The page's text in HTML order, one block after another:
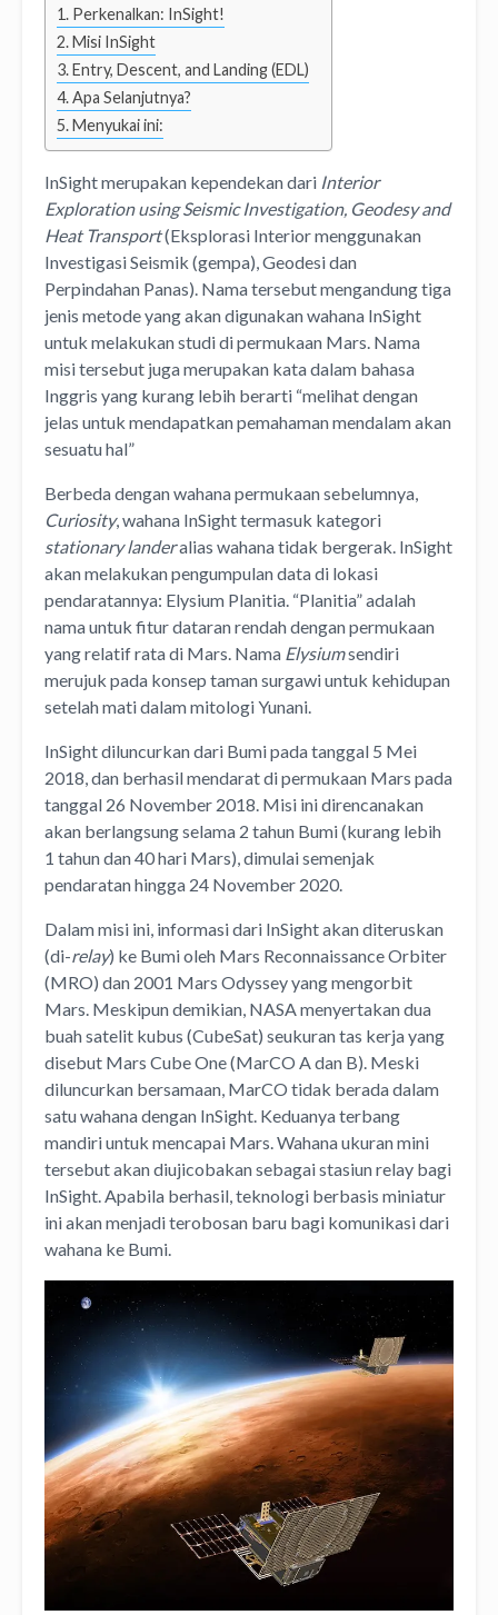
Perkenalkan: InSight!
Misi InSight
Entry, Descent, and Landing (EDL)
Apa Selanjutnya?
Menyukai ini:
InSight merupakan kependekan dari Interior
Exploration using Seismic Investigation, Geodesy and
Heat Transport(Eksplorasi Interior menggunakan
Investigasi Seismik (gempa), Geodesi dan
Perpindahan Panas). Nama tersebut mengandung tiga
jenis metode yang akan digunakan wahana InSight
untuk melakukan studi di permukaan Mars. Nama
misi tersebut juga merupakan kata dalam bahasa
Inggris yang kurang lebih berarti “melihat dengan
jelas untuk mendapatkan pemahaman mendalam akan
sesuatu hal”
Berbeda dengan wahana permukaan sebelumnya,
Curiosity, wahana InSight termasuk kategori
stationary landeralias wahana tidak bergerak. InSight
akan melakukan pengumpulan data di lokasi
pendaratannya: Elysium Planitia. “Planitia” adalah
nama untuk fitur dataran rendah dengan permukaan
yang relatif rata di Mars. Nama Elysiumsendiri
merujuk pada konsep taman surgawi untuk kehidupan
setelah mati dalam mitologi Yunani.
InSight diluncurkan dari Bumi pada tanggal 5 Mei
2018, dan berhasil mendarat di permukaan Mars pada
tanggal 26 November 2018. Misi ini direncanakan
akan berlangsung selama 2 tahun Bumi (kurang lebih
1 tahun dan 40 hari Mars), dimulai semenjak
pendaratan hingga 24 November 2020.
Dalam misi ini, informasi dari InSight akan diteruskan
(di-relay) ke Bumi oleh Mars Reconnaissance Orbiter
(MRO) dan 2001 Mars Odyssey yang mengorbit
Mars. Meskipun demikian, NASA menyertakan dua
buah satelit kubus (CubeSat) seukuran tas kerja yang
disebut Mars Cube One (MarCO A dan B). Meski
diluncurkan bersamaan, MarCO tidak berada dalam
satu wahana dengan InSight. Keduanya terbang
mandiri untuk mencapai Mars. Wahana ukuran mini
tersebut akan diujicobakan sebagai stasiun relay bagi
InSight. Apabila berhasil, teknologi berbasis miniatur
ini akan menjadi terobosan baru bagi komunikasi dari
wahana ke Bumi.